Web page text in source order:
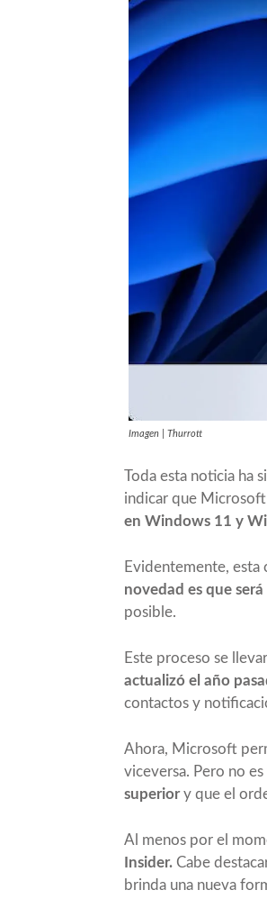
Imagen | Thurrott
Toda esta noticia ha
indicar que Microsoft
en Windows 11 y
Evidentemente, esta
novedad es que
posible.
Este proceso se
actualizó el año
contactos y
Ahora, Microsoft
viceversa. Pero no
superiory que el
Al menos por el
Insider. Cabe
brinda una nueva